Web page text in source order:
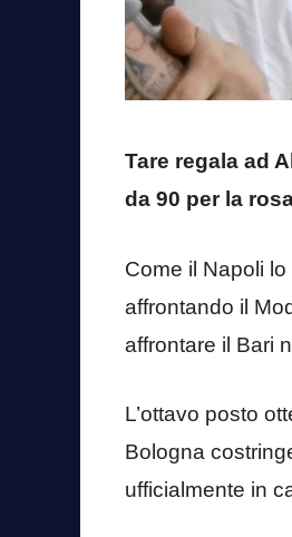
Tare regala ad
da 90 per la
Come il Napoli
affrontando il
affrontare il Bari
L’ottavo posto
Bologna
ufficialmente in